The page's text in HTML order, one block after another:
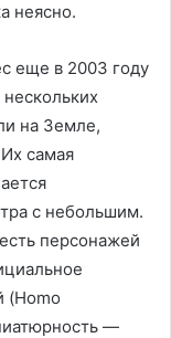
неясно.
еще в 2003 году
на Земле,
самая
с небольшим.
персонажей
(Homo
—